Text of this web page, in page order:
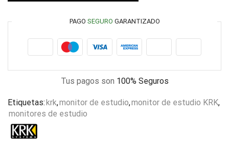
PAGO SEGURO GARANTIZADO
Tus pagos son 100% Seguros
Etiquetas:krk,monitor de estudio,monitor de estudio KRK,
monitores de estudio